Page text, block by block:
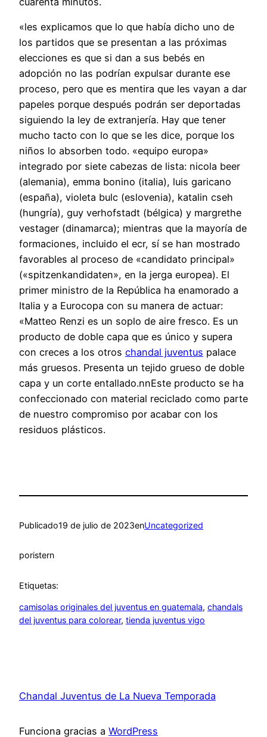
«les explicamos que lo que había dicho uno de
los partidos que se presentan a las próximas
elecciones es que si dan a sus bebés en
adopción no las podrían expulsar durante ese
proceso, pero que es mentira que les vayan a dar
papeles porque después podrán ser deportadas
siguiendo la ley de extranjería. Hay que tener
mucho tacto con lo que se les dice, porque los
niños lo absorben todo. «equipo europa»
integrado por siete cabezas de lista: nicola beer
(alemania), emma bonino (italia), luis garicano
(españa), violeta bulc (eslovenia), katalin cseh
(hungría), guy verhofstadt (bélgica) y margrethe
vestager (dinamarca); mientras que la mayoría de
formaciones, incluido el ecr, sí se han mostrado
favorables al proceso de «candidato principal»
(«spitzenkandidaten», en la jerga europea). El
primer ministro de la República ha enamorado a
Italia y a Eurocopa con su manera de actuar:
«Matteo Renzi es un soplo de aire fresco. Es un
producto de doble capa que es único y supera
con creces a los otros chandal juventus palace
más gruesos. Presenta un tejido grueso de doble
capa y un corte entallado.nnEste producto se ha
confeccionado con material reciclado como parte
de nuestro compromiso por acabar con los
residuos plásticos.
Publicado19 de julio de 2023enUncategorized
poristern
Etiquetas:
camisolas originales del juventus en guatemala, chandals
del juventus para colorear, tienda juventus vigo
Chandal Juventus de La Nueva Temporada
Funciona gracias a WordPress